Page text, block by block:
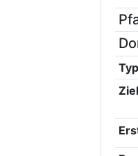
Typ
Ziel